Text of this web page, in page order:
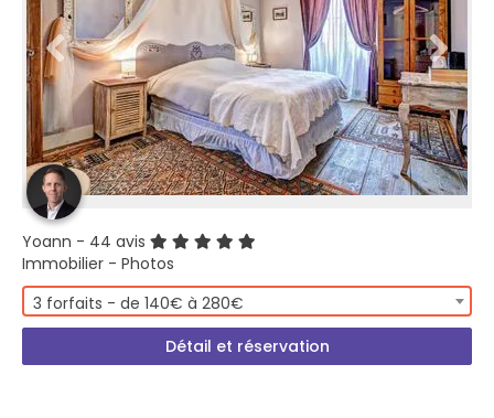
Yoann - 44 avis
Immobilier - Photos
3 forfaits - de 140€ à 280€
Détail et réservation